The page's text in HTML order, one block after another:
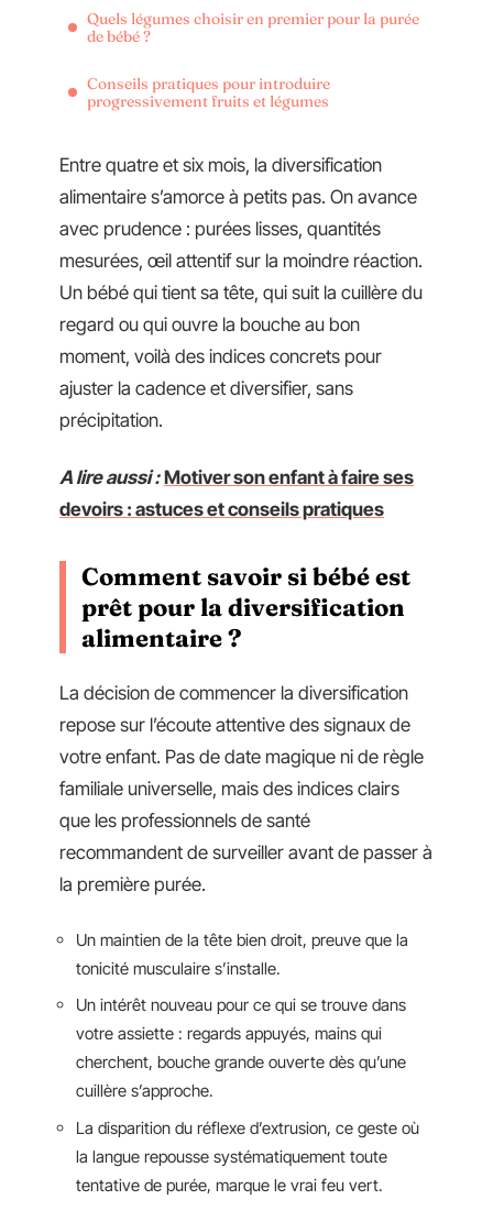
Quels légumes choisir en premier pour la purée
de bébé ?
Conseils pratiques pour introduire
progressivement fruits et légumes
Entre quatre et six mois, la diversification
alimentaire s’amorce à petits pas. On avance
avec prudence : purées lisses, quantités
mesurées, œil attentif sur la moindre réaction.
Un bébé qui tient sa tête, qui suit la cuillère du
regard ou qui ouvre la bouche au bon
moment, voilà des indices concrets pour
ajuster la cadence et diversifier, sans
précipitation.
A lire aussi : Motiver son enfant à faire ses
devoirs : astuces et conseils pratiques
Comment savoir si bébé est
prêt pour la diversification
alimentaire ?
La décision de commencer la diversification
repose sur l’écoute attentive des signaux de
votre enfant. Pas de date magique ni de règle
familiale universelle, mais des indices clairs
que les professionnels de santé
recommandent de surveiller avant de passer à
la première purée.
Un maintien de la tête bien droit, preuve que la
tonicité musculaire s’installe.
Un intérêt nouveau pour ce qui se trouve dans
votre assiette : regards appuyés, mains qui
cherchent, bouche grande ouverte dès qu’une
cuillère s’approche.
La disparition du réflexe d’extrusion, ce geste où
la langue repousse systématiquement toute
tentative de purée, marque le vrai feu vert.